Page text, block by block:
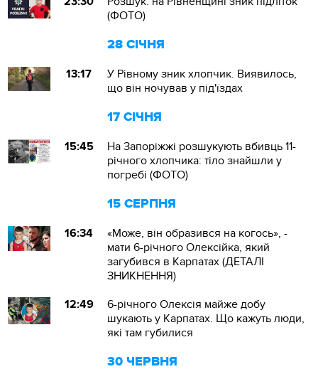
(ФОТО)
28 СІЧНЯ
13:17
У Рівному зник хлопчик. Виявилось,
що він ночував у під'їздах
17 СІЧНЯ
15:45
На Запоріжжі розшукують вбивць 11-
річного хлопчика: тіло знайшли у
погребі (ФОТО)
15 СЕРПНЯ
16:34
«Може, він образився на когось», -
мати 6-річного Олексійка, який
загубився в Карпатах (ДЕТАЛІ
ЗНИКНЕННЯ)
12:49
6-річного Олексія майже добу
шукають у Карпатах. Що кажуть люди,
які там губилися
30 ЧЕРВНЯ